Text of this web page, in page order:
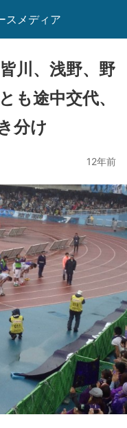
スメディア
川、浅野、野
も途中交代、
分け
12年前